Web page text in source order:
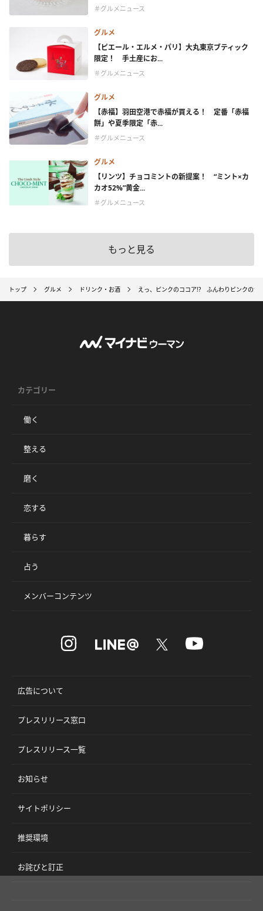
＃グルメニュース
グルメ
【ピエール・エルメ・パリ】大丸東京ブティック
限定！ 手土産にお...
＃グルメニュース
グルメ
【赤福】羽田空港で赤福が買える！ 定番「赤福
餅」や夏季限定「赤...
＃グルメニュース
グルメ
【リンツ】チョコミントの新提案！ “ミント×カ
カオ52%”黄金...
＃グルメニュース
もっと見る
トップ グルメ ドリンク・お酒 えっ、ピンクのココア!? ふんわりピンクの泡
カテゴリー
働く
整える
磨く
恋する
暮らす
占う
メンバーコンテンツ
広告について
プレスリリース窓口
プレスリリース一覧
お知らせ
サイトポリシー
推奨環境
お詫びと訂正